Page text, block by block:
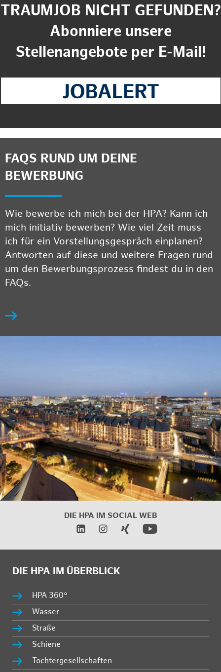
TRAUMJOB NICHT GEFUNDEN?
Abonniere unsere
Stellenangebote per E-Mail!
FAQS RUND UM DEINE
BEWERBUNG
Wie bewerbe ich mich bei der HPA? Kann ich
mich initiativ bewerben? Wie viel Zeit muss
ich für ein Vorstellungsgespräch einplanen?
Antworten auf diese und weitere Fragen rund
um den Bewerbungsprozess findest du in den
FAQs.
DIE HPA IM SOCIAL WEB
DIE HPA IM ÜBERBLICK
HPA 360°
Wasser
Straße
Schiene
Tochtergesellschaften